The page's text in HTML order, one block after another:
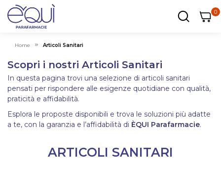
00
Home Articoli Sanitari
Scopri i nostri Articoli Sanitari
In questa pagina trovi una selezione di articoli sanitari
pensati per rispondere alle esigenze quotidiane con qualità,
praticità e affidabilità.
Esplora le proposte disponibili e trova le soluzioni più adatte
a te, con la garanzia e l’affidabilità di ÈQUI Parafarmacie.
ARTICOLI SANITARI